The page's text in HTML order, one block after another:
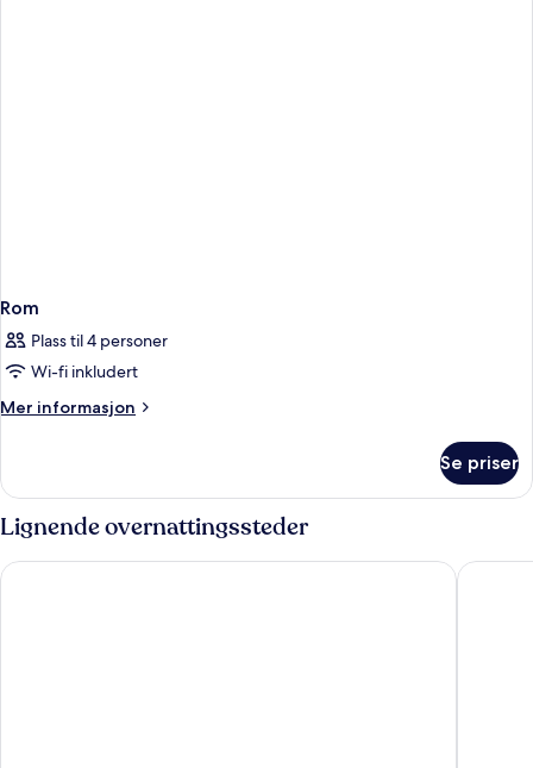
Rom
Plass til 4 personer
Wi-fi inkludert
Mer informasjon
Mer
Se priser
Lignende overnattingssteder
Pure Formosa Concept Hotel Real